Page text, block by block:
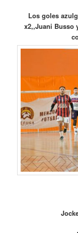
Los goles
x2,,Juani Busso